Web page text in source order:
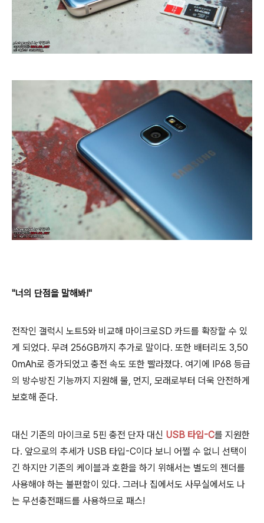
"너의 단점을 말해봐!"
전작인 갤럭시 노트5와 비교해 마이크로SD 카드를 확장할 수 있
게 되었다. 무려 256GB까지 추가로 말이다. 또한 배터리도 3,50
0mAh로 증가되었고 충전 속도 또한 빨라졌다. 여기에 IP68 등급
의 방수방진 기능까지 지원해 물, 먼지, 모래로부터 더욱 안전하게
보호해 준다.
대신 기존의 마이크로 5핀 충전 단자 대신 USB 타입-C를 지원한
다. 앞으로의 추세가 USB 타입-C이다 보니 어쩔 수 없니 선택이
긴 하지만 기존의 케이블과 호환을 하기 위해서는 별도의 젠더를
사용해야 하는 불편함이 있다. 그러나 집에서도 사무실에서도 나
는 무선충전패드를 사용하므로 패스!